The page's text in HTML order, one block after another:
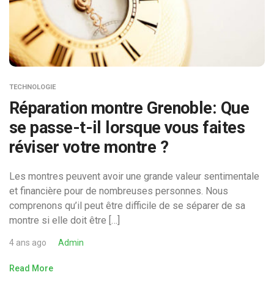
TECHNOLOGIE
Réparation montre Grenoble: Que
se passe-t-il lorsque vous faites
réviser votre montre ?
Les montres peuvent avoir une grande valeur sentimentale
et financière pour de nombreuses personnes. Nous
comprenons qu’il peut être difficile de se séparer de sa
montre si elle doit être […]
4 ans ago Admin
Read More